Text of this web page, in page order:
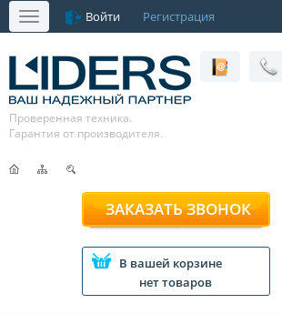
Меню Войти Регистрация
Проверенная техника.
Гарантия от производителя.
ЗАКАЗАТЬ ЗВОНОК
В вашей корзине
нет товаров